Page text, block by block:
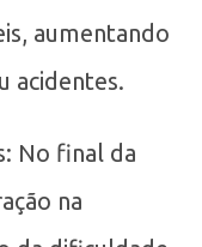
aumentando
acidentes.
No final da
na